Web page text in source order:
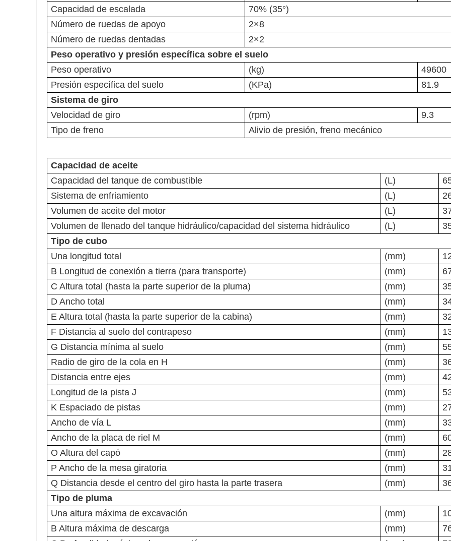
Capacidad de escalada
70% (35°)
Número de ruedas de apoyo
2×8
Número de ruedas dentadas
2×2
Peso operativo y presión específica sobre el suelo
Peso operativo
(kg)
49600
Presión específica del suelo
(KPa)
81.9
Sistema de giro
Velocidad de giro
(rpm)
9.3
Tipo de freno
Alivio de presión, freno mecánico
Capacidad de aceite
Capacidad del tanque de combustible
(L)
Sistema de enfriamiento
(L)
Volumen de aceite del motor
(L)
Volumen de llenado del tanque hidráulico/capacidad del sistema hidráulico
(L)
Tipo de cubo
Una longitud total
(mm)
B Longitud de conexión a tierra (para transporte)
(mm)
C Altura total (hasta la parte superior de la pluma)
(mm)
D Ancho total
(mm)
E Altura total (hasta la parte superior de la cabina)
(mm)
F Distancia al suelo del contrapeso
(mm)
G Distancia mínima al suelo
(mm)
Radio de giro de la cola en H
(mm)
Distancia entre ejes
(mm)
Longitud de la pista J
(mm)
K Espaciado de pistas
(mm)
Ancho de vía L
(mm)
Ancho de la placa de riel M
(mm)
O Altura del capó
(mm)
P Ancho de la mesa giratoria
(mm)
Q Distancia desde el centro del giro hasta la parte trasera
(mm)
Tipo de pluma
Una altura máxima de excavación
(mm)
B Altura máxima de descarga
(mm)